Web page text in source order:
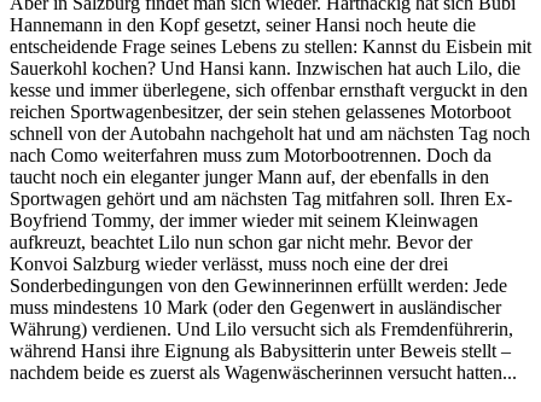
Hannemann in den Kopf gesetzt, seiner Hansi noch heute die
entscheidende Frage seines Lebens zu stellen: Kannst du Eisbein mit
Sauerkohl kochen? Und Hansi kann. Inzwischen hat auch Lilo, die
kesse und immer überlegene, sich offenbar ernsthaft verguckt in den
reichen Sportwagenbesitzer, der sein stehen gelassenes Motorboot
schnell von der Autobahn nachgeholt hat und am nächsten Tag noch
nach Como weiterfahren muss zum Motorbootrennen. Doch da
taucht noch ein eleganter junger Mann auf, der ebenfalls in den
Sportwagen gehört und am nächsten Tag mitfahren soll. Ihren Ex-
Boyfriend Tommy, der immer wieder mit seinem Kleinwagen
aufkreuzt, beachtet Lilo nun schon gar nicht mehr. Bevor der
Konvoi Salzburg wieder verlässt, muss noch eine der drei
Sonderbedingungen von den Gewinnerinnen erfüllt werden: Jede
muss mindestens 10 Mark (oder den Gegenwert in ausländischer
Währung) verdienen. Und Lilo versucht sich als Fremdenführerin,
während Hansi ihre Eignung als Babysitterin unter Beweis stellt –
nachdem beide es zuerst als Wagenwäscherinnen versucht hatten...